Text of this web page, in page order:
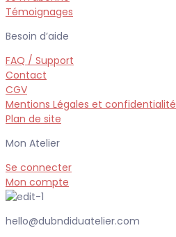
Témoignages
Besoin d’aide
FAQ / Support
Contact
CGV
Mentions Légales et confidentialité
Plan de site
Mon Atelier
Se connecter
Mon compte
hello@dubndiduatelier.com